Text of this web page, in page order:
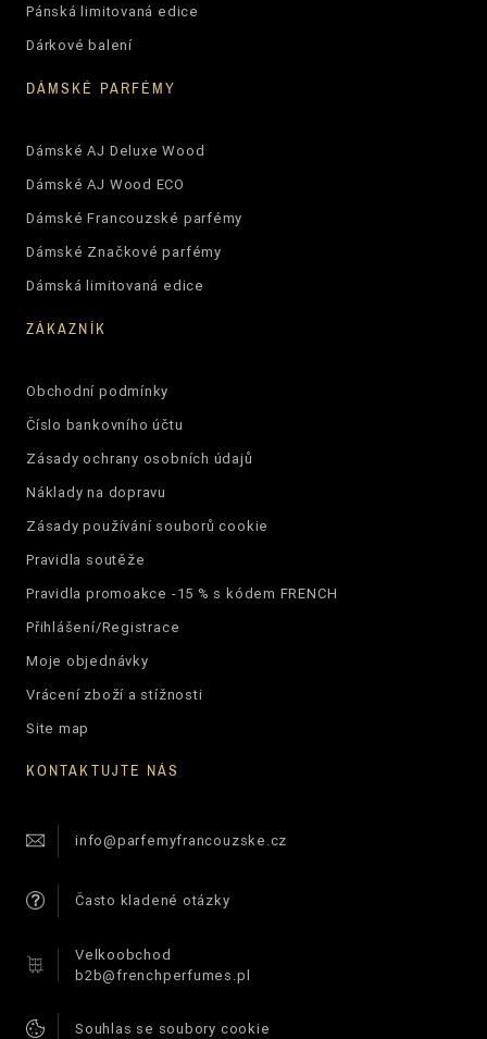
Pánská limitovaná edice
Dárkové balení
DÁMSKÉ PARFÉMY
Dámské AJ Deluxe Wood
Dámské AJ Wood ECO
Dámské Francouzské parfémy
Dámské Značkové parfémy
Dámská limitovaná edice
ZÁKAZNÍK
Obchodní podmínky
Číslo bankovního účtu
Zásady ochrany osobních údajů
Náklady na dopravu
Zásady používání souborů cookie
Pravidla soutěže
Pravidla promoakce -15 % s kódem FRENCH
Přihlášení/Registrace
Moje objednávky
Vrácení zboží a stížnosti
Site map
KONTAKTUJTE NÁS
info@parfemyfrancouzske.cz
Často kladené otázky
Velkoobchod
b2b@frenchperfumes.pl
Souhlas se soubory cookie